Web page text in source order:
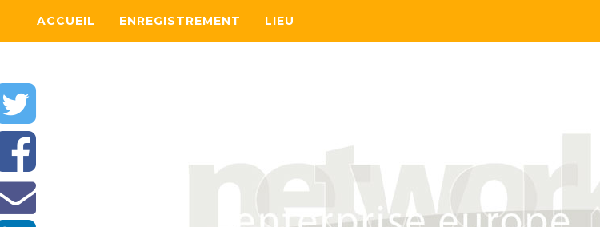
ACCUEIL ENREGISTREMENT LIEU